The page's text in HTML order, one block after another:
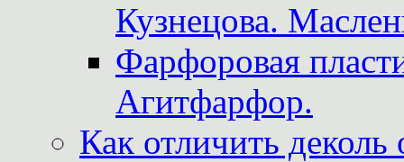
Кузнецова.
Фарфоровая
Агитфарфор.
Как отличить